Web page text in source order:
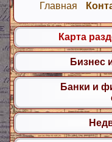
Главная
Карта
Бизнес
Банки и